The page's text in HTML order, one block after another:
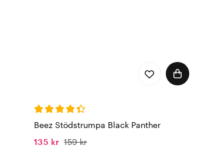
Beez Stödstrumpa Black Panther
135 kr 159 kr